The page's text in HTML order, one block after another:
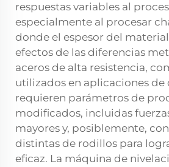
respuestas variables al
especialmente al procesar
donde el espesor del
efectos de las diferencias
aceros de alta resistencia,
utilizados en aplicaciones de
requieren parámetros de
modificados, incluidas
mayores y, posiblemente,
distintas de rodillos para
eficaz. La máquina de